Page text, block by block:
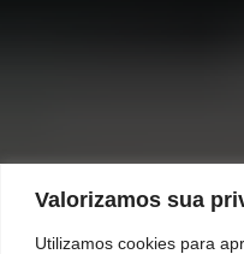
Valorizamos sua
Utilizamos cookies para